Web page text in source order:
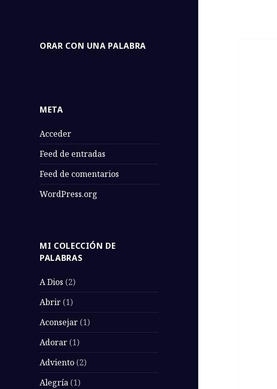
Orar con una
Una Palabra de la Biblia para
ORAR CON UNA PALABRA
META
Acceder
Feed de entradas
Feed de comentarios
WordPress.org
MI COLECCIÓN DE
PALABRAS
A Dios (2)
Abrir (1)
Aconsejar (1)
Adorar (1)
Adviento (2)
Alegría (1)